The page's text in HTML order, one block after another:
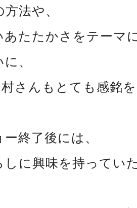
法や、
あたたかさをテーマ
、
さんもとても感銘
終了後には、
しに興味を持ってい